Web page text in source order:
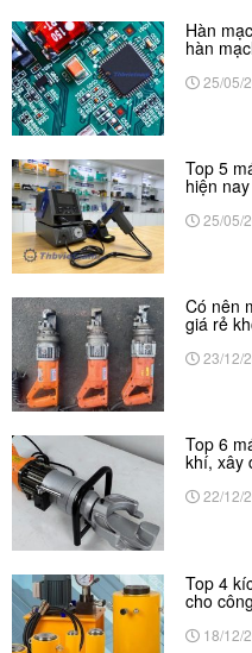
Hàn
hàn
25/05/
Top 5
hiện nay
25/05/
Có nên
giá rẻ
23/12/
Top 6
khí, xây
22/12/
Top 4
cho
18/12/